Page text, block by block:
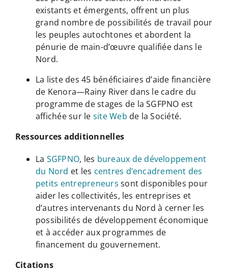
existants et émergents, offrent un plus
grand nombre de possibilités de travail pour
les peuples autochtones et abordent la
pénurie de main-d’œuvre qualifiée dans le
Nord.
La liste des 45 bénéficiaires d’aide financière
de Kenora—Rainy River dans le cadre du
programme de stages de la SGFPNO est
affichée sur le site Web de la Société.
Ressources additionnelles
La SGFPNO, les bureaux de développement
du Nord et les centres d’encadrement des
petits entrepreneurs sont disponibles pour
aider les collectivités, les entreprises et
d’autres intervenants du Nord à cerner les
possibilités de développement économique
et à accéder aux programmes de
financement du gouvernement.
Citations